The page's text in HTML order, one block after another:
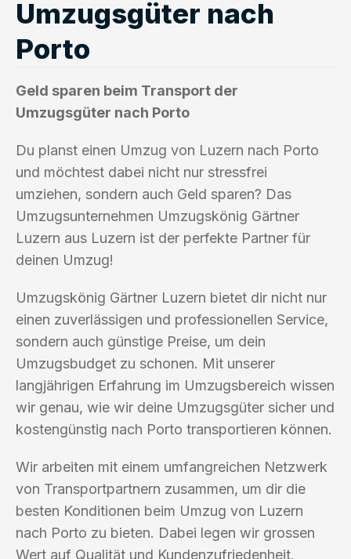
Umzugsgüter nach
Porto
Geld sparen beim Transport der
Umzugsgüter nach Porto
Du planst einen Umzug von Luzern nach Porto
und möchtest dabei nicht nur stressfrei
umziehen, sondern auch Geld sparen? Das
Umzugsunternehmen Umzugskönig Gärtner
Luzern aus Luzern ist der perfekte Partner für
deinen Umzug!
Umzugskönig Gärtner Luzern bietet dir nicht nur
einen zuverlässigen und professionellen Service,
sondern auch günstige Preise, um dein
Umzugsbudget zu schonen. Mit unserer
langjährigen Erfahrung im Umzugsbereich wissen
wir genau, wie wir deine Umzugsgüter sicher und
kostengünstig nach Porto transportieren können.
Wir arbeiten mit einem umfangreichen Netzwerk
von Transportpartnern zusammen, um dir die
besten Konditionen beim Umzug von Luzern
nach Porto zu bieten. Dabei legen wir grossen
Wert auf Qualität und Kundenzufriedenheit.